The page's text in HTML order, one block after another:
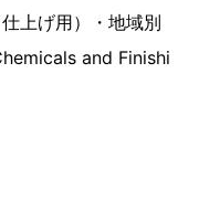
上げ用）・地域別
and Finishi